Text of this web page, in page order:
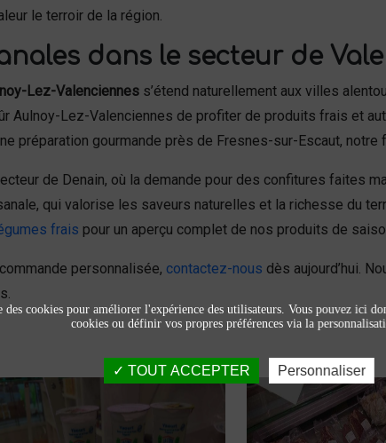
le terroir de la région.
dans le secteur de
Lez-Valenciennes s’étend naturellement aux villes
Aulnoy-Lez-Valenciennes de profiter de produits frais et
préparation gourmande près de Fresnes-sur-Escaut,
de Denain, où la demande pour des confitures faites
qui valorise les saveurs naturelles et la richesse du
frais pour un aperçu complet de nos produits de
personnalisée, contactez-nous dès aujourd’hui.
des cookies pour améliorer l'expérience des utilisateurs. Vous pouvez ici
cookies ou définir vos propres préférences via la
TOUT ACCEPTER Personnaliser